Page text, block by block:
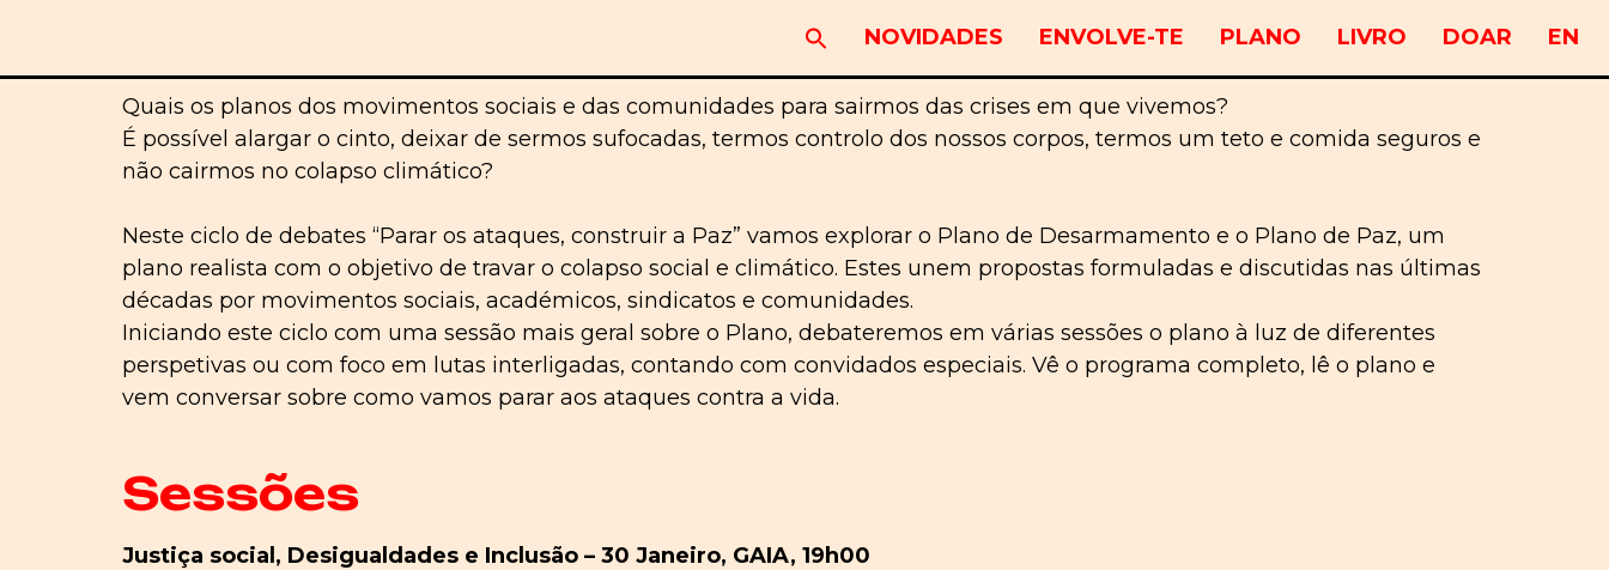
NOVIDADES ENVOLVE-TE PLANO LIVRO DOAR EN
Quais os planos dos movimentos sociais e das comunidades para sairmos das crises em que vivemos?
É possível alargar o cinto, deixar de sermos sufocadas, termos controlo dos nossos corpos, termos um teto e comida seguros e
não cairmos no colapso climático?
Neste ciclo de debates “Parar os ataques, construir a Paz” vamos explorar o Plano de Desarmamento e o Plano de Paz, um
plano realista com o objetivo de travar o colapso social e climático. Estes unem propostas formuladas e discutidas nas últimas
décadas por movimentos sociais, académicos, sindicatos e comunidades.
Iniciando este ciclo com uma sessão mais geral sobre o Plano, debateremos em várias sessões o plano à luz de diferentes
perspetivas ou com foco em lutas interligadas, contando com convidados especiais. Vê o programa completo, lê o plano e
vem conversar sobre como vamos parar aos ataques contra a vida.
Sessões
Justiça social, Desigualdades e Inclusão – 30 Janeiro, GAIA, 19h00